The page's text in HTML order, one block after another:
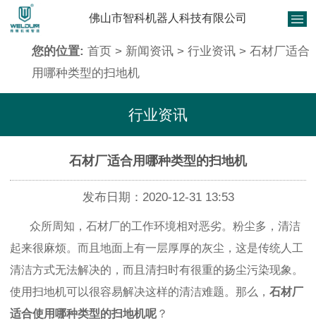
佛山市智科机器人科技有限公司
您的位置: 首页> 新闻资讯> 行业资讯> 石材厂适合
用哪种类型的扫地机
行业资讯
石材厂适合用哪种类型的扫地机
发布日期：2020-12-31 13:53
众所周知，石材厂的工作环境相对恶劣。粉尘多，清洁
起来很麻烦。而且地面上有一层厚厚的灰尘，这是传统人工
清洁方式无法解决的，而且清扫时有很重的扬尘污染现象。
使用扫地机可以很容易解决这样的清洁难题。那么， 石材厂
适合使用哪种类型的扫地机呢 ？